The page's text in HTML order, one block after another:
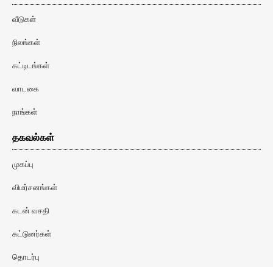
வீடுகள்
நிலங்கள்
கட்டிடங்கள்
வாடகை
நாங்கள்
தகவல்கள்
முகப்பு
விமர்சனங்கள்
கடன் வசதி
கட்டுனர்கள்
தொடர்பு